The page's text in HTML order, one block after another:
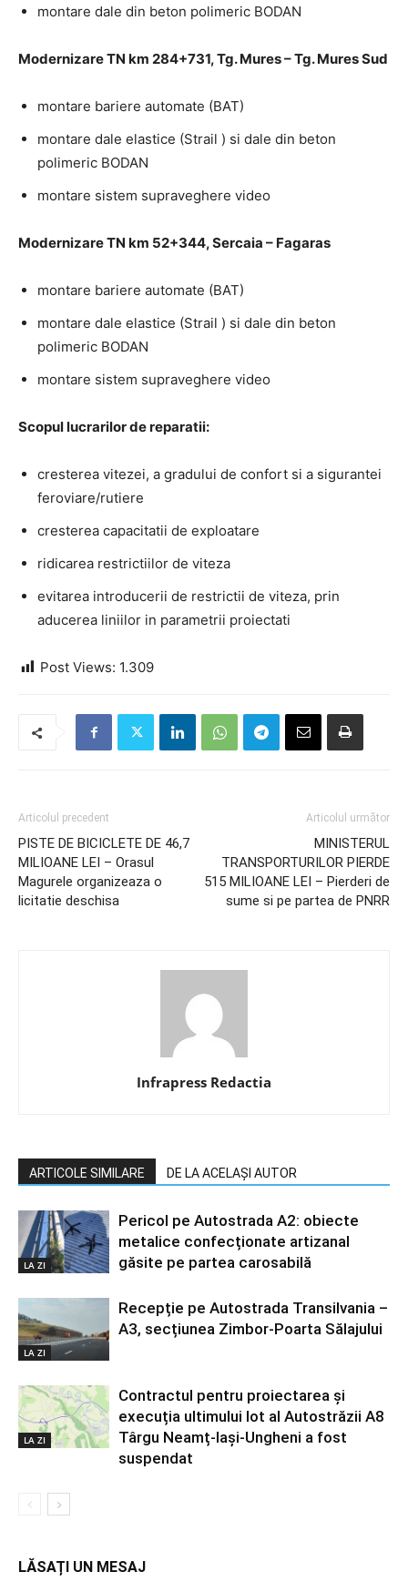
montare dale din beton polimeric BODAN
Modernizare TN km 284+731, Tg. Mures – Tg. Mures Sud
montare bariere automate (BAT)
montare dale elastice (Strail ) si dale din beton
polimeric BODAN
montare sistem supraveghere video
Modernizare TN km 52+344, Sercaia – Fagaras
montare bariere automate (BAT)
montare dale elastice (Strail ) si dale din beton
polimeric BODAN
montare sistem supraveghere video
Scopul lucrarilor de reparatii:
cresterea vitezei, a gradului de confort si a sigurantei
feroviare/rutiere
cresterea capacitatii de exploatare
ridicarea restrictiilor de viteza
evitarea introducerii de restrictii de viteza, prin
aducerea liniilor in parametrii proiectati
Post Views: 1.309
Articolul precedent
PISTE DE BICICLETE DE 46,7
MILIOANE LEI – Orasul
Magurele organizeaza o
licitatie deschisa
Articolul următor
MINISTERUL
TRANSPORTURILOR PIERDE
515 MILIOANE LEI – Pierderi de
sume si pe partea de PNRR
Infrapress Redactia
ARTICOLE SIMILARE DE LA ACELAȘI AUTOR
LA ZI
Pericol pe Autostrada A2: obiecte
metalice confecționate artizanal
găsite pe partea carosabilă
LA ZI
Recepție pe Autostrada Transilvania –
A3, secțiunea Zimbor-Poarta Sălajului
LA ZI
Contractul pentru proiectarea și
execuția ultimului lot al Autostrăzii A8
Târgu Neamț-Iași-Ungheni a fost
suspendat
LĂSAȚI UN MESAJ